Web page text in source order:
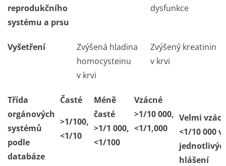
reprodukčního
systému a prsu
dysfunkce
Vyšetření
Zvýšená hladina
homocysteinu
v krvi
Zvýšený kreatinin
v krvi
Třída
orgánových
systémů
podle
databáze
Časté
>1/100,
<1/10
Méně
časté
>1/1 000,
<1/100
Vzácné
>1/10 000,
<1/1,000
Velmi
<1/10 000
hlášení